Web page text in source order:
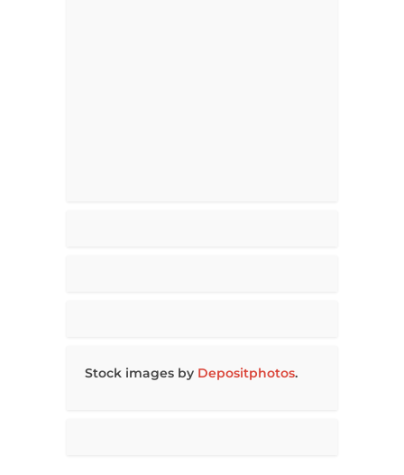
Stock images by Depositphotos.